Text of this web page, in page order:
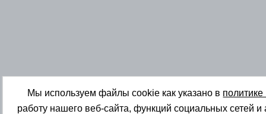
Мы используем файлы cookie как указано в
работу нашего веб-сайта, функций социальных сетей